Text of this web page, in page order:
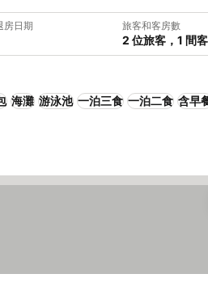
房日期 旅客和客房數
2 位旅客，1 間
海灘 游泳池 一泊三食 一泊二食 含早